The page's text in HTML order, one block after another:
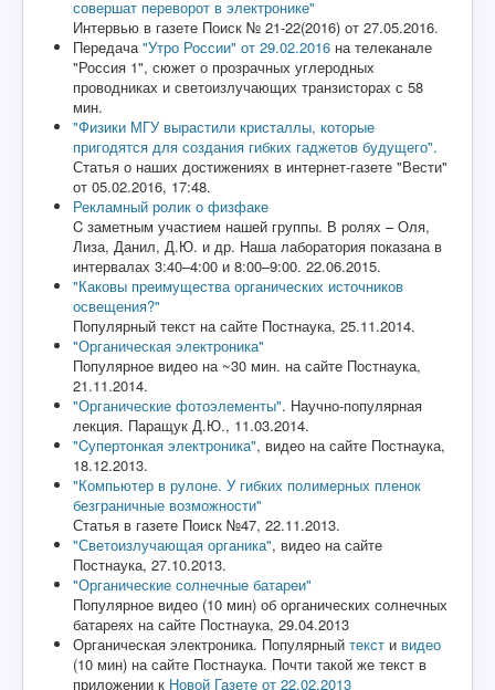
совершат переворот в электронике"
Интервью в газете Поиск № 21-22(2016) от 27.05.2016.
Передача"Утро России" от 29.02.2016 на телеканале
"Россия 1", сюжет о прозрачных углеродных
проводниках и светоизлучающих транзисторах с 58
мин.
"Физики МГУ вырастили кристаллы, которые
пригодятся для создания гибких гаджетов будущего".
Статья о наших достижениях в интернет-газете "Вести"
от 05.02.2016, 17:48.
Рекламный ролик о физфаке
C заметным участием нашей группы. В ролях – Оля,
Лиза, Данил, Д.Ю. и др. Наша лаборатория показана в
интервалах 3:40–4:00 и 8:00–9:00. 22.06.2015.
"Каковы преимущества органических источников
освещения?"
Популярный текст на сайте Постнаука, 25.11.2014.
"Органическая электроника"
Популярное видео на ~30 мин. на сайте Постнаука,
21.11.2014.
"Органические фотоэлементы". Научно-популярная
лекция. Паращук Д.Ю., 11.03.2014.
"Cупертонкая электроника", видео на сайте Постнаука,
18.12.2013.
"Компьютер в рулоне. У гибких полимерных пленок
безграничные возможности"
Статья в газете Поиск №47, 22.11.2013.
"Светоизлучающая органика", видео на сайте
Постнаука, 27.10.2013.
"Органические солнечные батареи"
Популярное видео (10 мин) об органических солнечных
батареях на сайте Постнаука, 29.04.2013
Органическая электроника. Популярный текст и видео
(10 мин) на сайте Постнаука. Почти такой же текст в
приложении к Новой Газете от 22.02.2013